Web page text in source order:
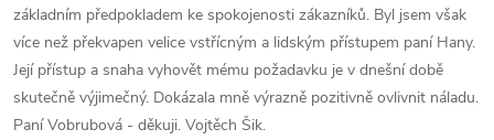
základním předpokladem ke spokojenosti zákazníků. Byl jsem však
více než překvapen velice vstřícným a lidským přístupem paní Hany.
Její přístup a snaha vyhovět mému požadavku je v dnešní době
skutečně výjimečný. Dokázala mně výrazně pozitivně ovlivnit náladu.
Paní Vobrubová - děkuji. Vojtěch Šik.